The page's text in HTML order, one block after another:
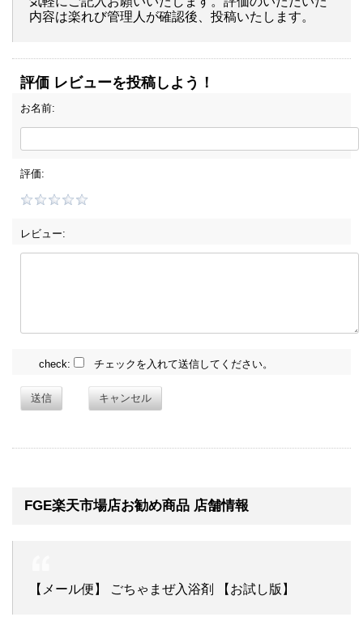
内容は楽れび管理人が確認後、投稿いたします。
評価 レビューを投稿しよう！
お名前:
評価:
レビュー:
check: チェックを入れて送信してください。
送信 キャンセル
FGE楽天市場店お勧め商品 店舗情報
【メール便】 ごちゃまぜ入浴剤 【お試し版】